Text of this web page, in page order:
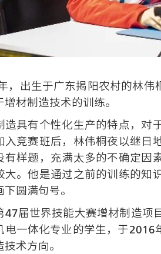
，出生于广东揭阳农村的林伟
增材制造技术的训练。
造具有个性化生产的特点，对
入竞赛班后，林伟桐夜以继日
有样题，充满太多的不确定因
大。他是通过之前的训练的知
圆满句号。
47届世界技能大赛增材制造项
电一体化专业的学生，于
术方向。